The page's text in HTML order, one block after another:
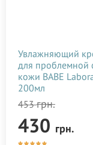
Увлажняющий
для проблемной
кожи BABE
200мл
453грн.
430 грн.